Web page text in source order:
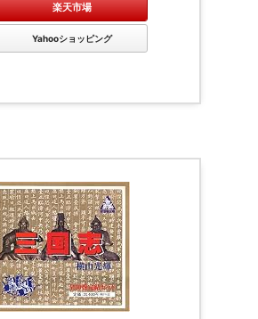
楽天市場
Yahooショッピング